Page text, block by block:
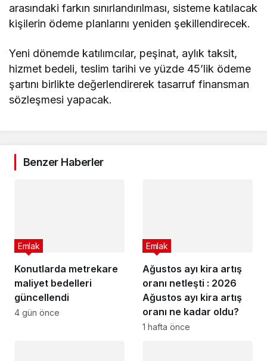
arasındaki farkın sınırlandırılması, sisteme katılacak
kişilerin ödeme planlarını yeniden şekillendirecek.
Yeni dönemde katılımcılar, peşinat, aylık taksit,
hizmet bedeli, teslim tarihi ve yüzde 45’lik ödeme
şartını birlikte değerlendirerek tasarruf finansman
sözleşmesi yapacak.
Benzer Haberler
Konutlarda metrekare
maliyet bedelleri
güncellendi
Emlak
4 gün önce
Ağustos ayı kira artış
oranı netleşti : 2026
Ağustos ayı kira artış
oranı ne kadar oldu?
Emlak
1 hafta önce